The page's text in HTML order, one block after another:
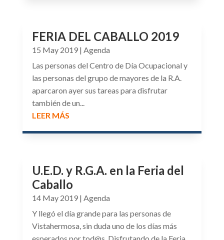
FERIA DEL CABALLO 2019
15 May 2019| Agenda
Las personas del Centro de Día Ocupacional y
las personas del grupo de mayores de la R.A.
aparcaron ayer sus tareas para disfrutar
también de un...
LEER MÁS
U.E.D. y R.G.A. en la Feria del
Caballo
14 May 2019| Agenda
Y llegó el día grande para las personas de
Vistahermosa, sin duda uno de los días más